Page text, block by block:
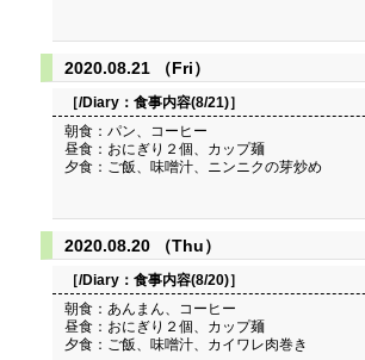
2020.08.21 （Fri）
［/Diary： 食事内容(8/21)］
朝食：パン、コーヒー
昼食：おにぎり２個、カップ麺
夕食：ご飯、味噌汁、ニンニクの芽炒め
2020.08.20 （Thu）
［/Diary： 食事内容(8/20)］
朝食：あんまん、コーヒー
昼食：おにぎり２個、カップ麺
夕食：ご飯、味噌汁、カイワレ肉巻き